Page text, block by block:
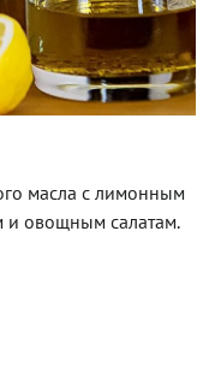
масла с лимонным
и овощным салатам.